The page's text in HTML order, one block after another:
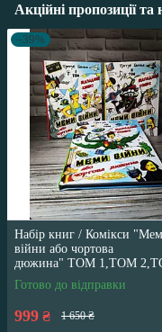
Акційні пропозиції
–39%
Набір книг / Комікси
війни або чортова
дюжина" ТОМ 1,ТОМ
Трегуб Ганна
Готово до відправки
999 ₴ 1 650 ₴